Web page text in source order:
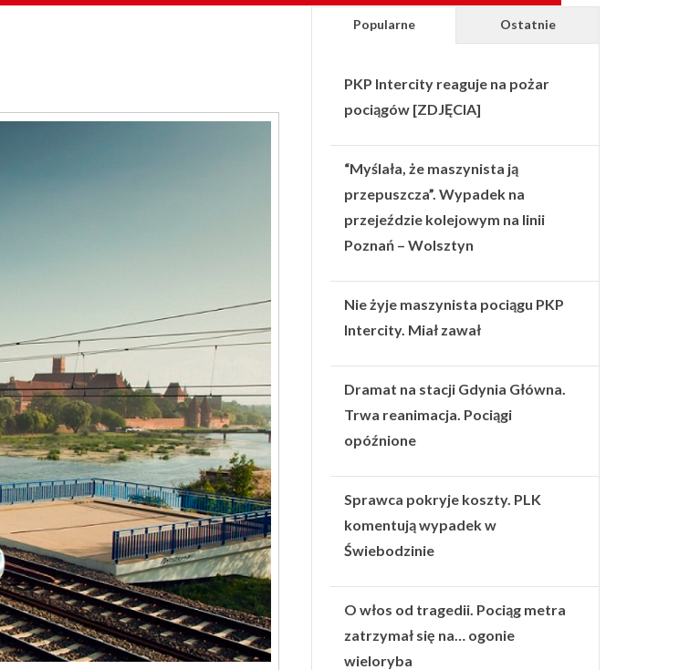
Popularne Ostatnie
PKP Intercity reaguje na pożar
pociągów [ZDJĘCIA]
“Myślała, że maszynista ją
przepuszcza”. Wypadek na
przejeździe kolejowym na linii
Poznań – Wolsztyn
Nie żyje maszynista pociągu PKP
Intercity. Miał zawał
Dramat na stacji Gdynia Główna.
Trwa reanimacja. Pociągi
opóźnione
Sprawca pokryje koszty. PLK
komentują wypadek w
Świebodzinie
O włos od tragedii. Pociąg metra
zatrzymał się na… ogonie
wieloryba